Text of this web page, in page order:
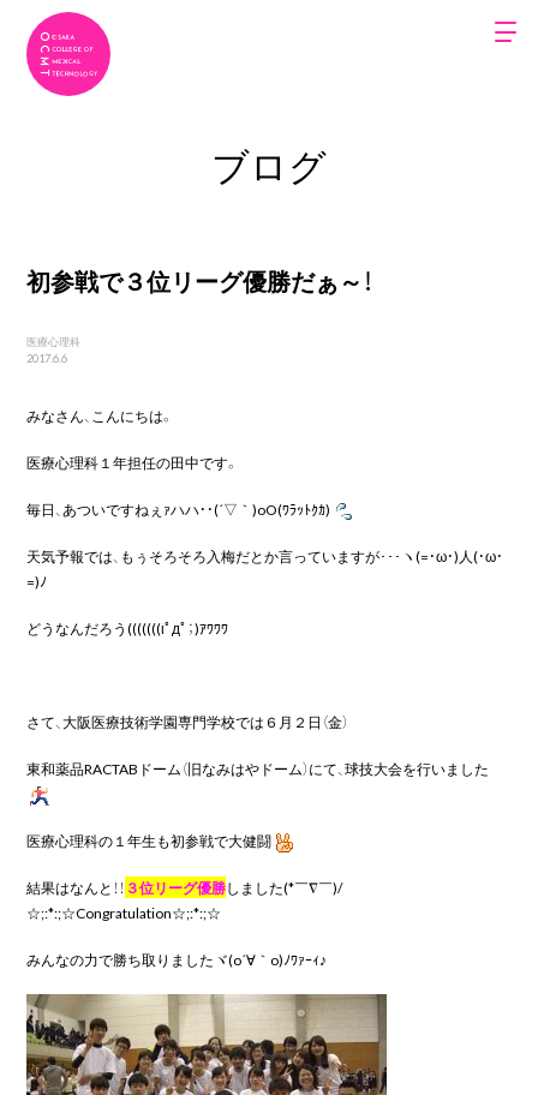
ブログ
初参戦で３位リーグ優勝だぁ～！
医療心理科
2017.6.6
みなさん、こんにちは。
医療心理科１年担任の田中です。
毎日、あついですねぇｧハハ・・(´▽｀)oO(ﾜﾗｯﾄｸｶ)
天気予報では、もぅそろそろ入梅だとか言っていますが･･･ヽ(=・ω・)人(・ω・
=)ﾉ
どうなんだろう(((((((ιﾟдﾟ；)ｱﾜﾜﾜ
さて、大阪医療技術学園専門学校では６月２日（金）
東和薬品RACTABドーム（旧なみはやドーム）にて、球技大会を行いました
医療心理科の１年生も初参戦で大健闘
結果はなんと！！ ３位リーグ優勝しました(*￣∇￣)/
☆;:*:;☆Congratulation☆;:*:;☆
みんなの力で勝ち取りましたヾ(o´∀｀o)ﾉﾜｧｰｨ♪